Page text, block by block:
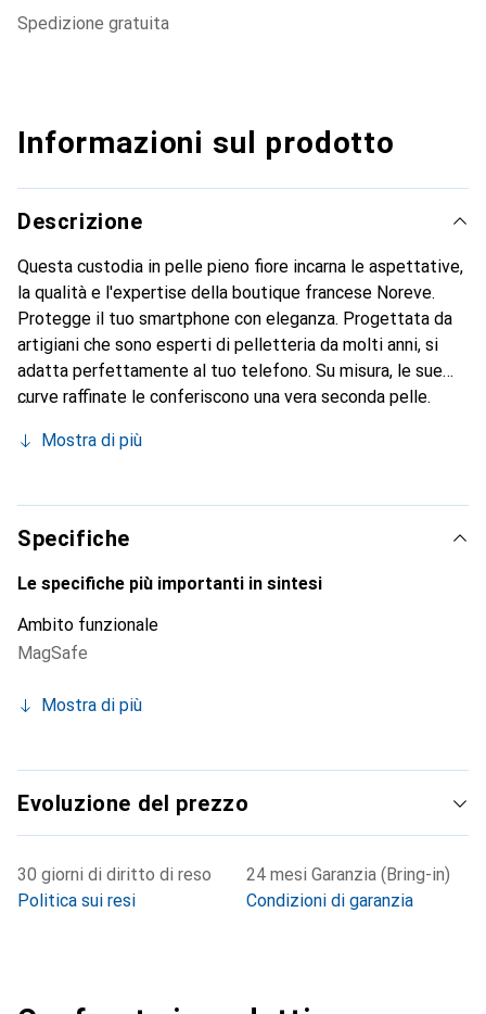
spedizione gratuita
Informazioni sul prodotto
Descrizione
Questa custodia in pelle pieno fiore incarna le aspettative,
la qualità e l'expertise della boutique francese Noreve.
Protegge il tuo smartphone con eleganza. Progettata da
artigiani che sono esperti di pelletteria da molti anni, si
adatta perfettamente al tuo telefono. Su misura, le sue
curve raffinate le conferiscono una vera seconda pelle.
smartphone. Riconosciuta a livello internazionale per i suoi
sicura per una clientela esigente.
Mostra di più
Specifiche
Le specifiche più importanti in sintesi
Ambito funzionale
MagSafe
Mostra di più
Evoluzione del prezzo
30 giorni di diritto di reso
Politica sui resi
24 mesi Garanzia (Bring-in)
Condizioni di garanzia